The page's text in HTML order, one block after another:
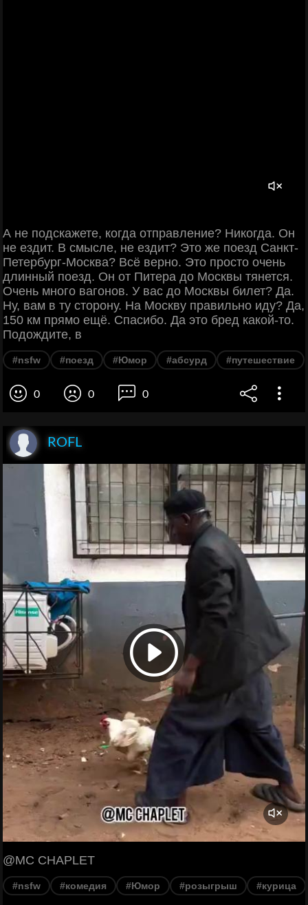
А не подскажете, когда отправление? Никогда. Он
не ездит. В смысле, не ездит? Это же поезд Санкт-
Петербург-Москва? Всё верно. Это просто очень
длинный поезд. Он от Питера до Москвы тянется.
Очень много вагонов. У вас до Москвы билет? Да.
Ну, вам в ту сторону. На Москву правильно иду? Да,
150 км прямо ещё. Спасибо. Да это бред какой-то.
Подождите, в
#nsfw #поезд #Юмор #абсурд #путешествие
0 0 0
ROFL
@MC CHAPLET
#nsfw #комедия #Юмор #розыгрыш #курица